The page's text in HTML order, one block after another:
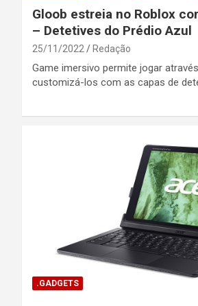
Gloob estreia no Roblox
– Detetives do Prédio Azul
25/11/2022 Redação
Game imersivo permite jogar
customizá-los com as capas de
.GADGETS